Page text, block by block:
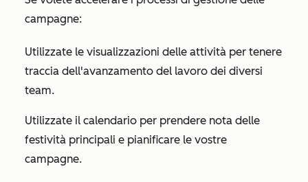
campagne:
Utilizzate le visualizzazioni delle attività per tenere
traccia dell'avanzamento del lavoro dei diversi
team.
Utilizzate il calendario per prendere nota delle
festività principali e pianificare le vostre
campagne.